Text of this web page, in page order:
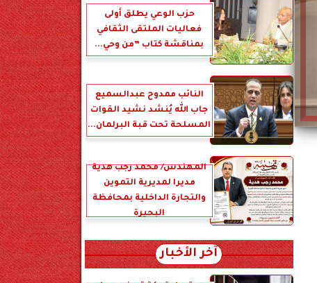
حزب الوعي يطلق أولى
فعاليات الملتقى الثقافي
بمناقشة كتاب ”من وحي...
النائب ممدوح عبدالسميع
جاب الله يُنشد نشيد القوات
المسلحة تحت قبة البرلمان...
المهندس/ محمد رجب هدية
مديرا لمديرية التموين
والتجارة الداخلية بمحافظة
البحيرة
آخر الأخبار